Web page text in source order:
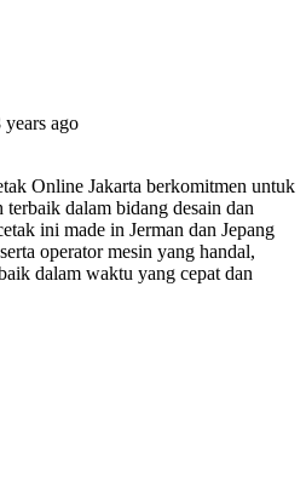
years ago
Online Jakarta berkomitmen untuk
terbaik dalam bidang desain dan
ini made in Jerman dan Jepang
operator mesin yang handal,
dalam waktu yang cepat dan